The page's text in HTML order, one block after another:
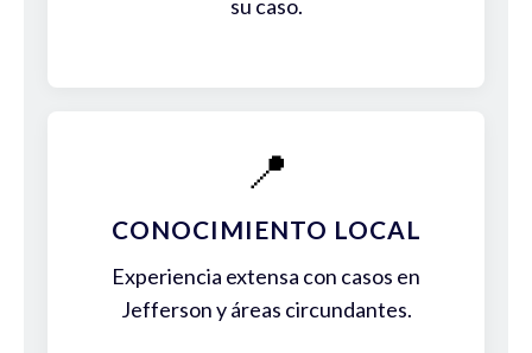
su caso.
📍
CONOCIMIENTO LOCAL
Experiencia extensa con casos en
Jefferson y áreas circundantes.